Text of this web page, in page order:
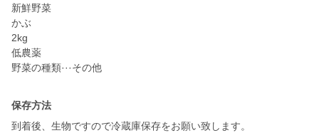
新鮮野菜
かぶ
2kg
低農薬
野菜の種類···その他
保存方法
到着後、生物ですので冷蔵庫保存をお願い致します。